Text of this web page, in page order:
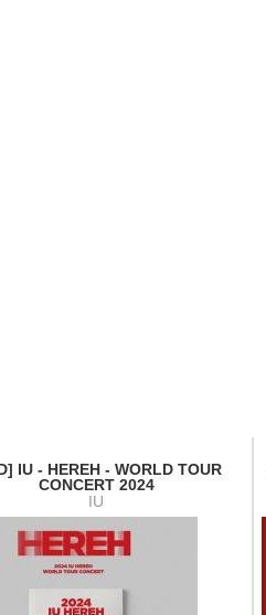
IU - HEREH - WORLD TOUR
CONCERT 2024
IU